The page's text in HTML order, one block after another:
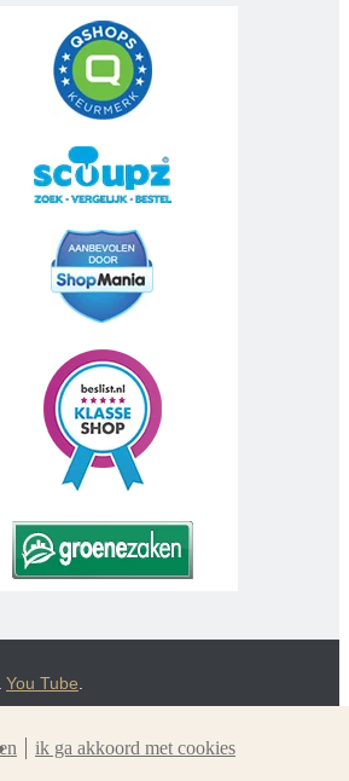
You Tube
ik ga akkoord met cookies